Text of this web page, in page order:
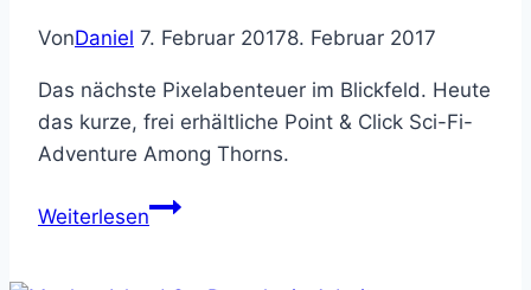
VonDaniel 7. Februar 20178. Februar 2017
Das nächste Pixelabenteuer im Blickfeld. Heute
das kurze, frei erhältliche Point & Click Sci-Fi-
Adventure Among Thorns.
WeiterlesenBlickfeld: